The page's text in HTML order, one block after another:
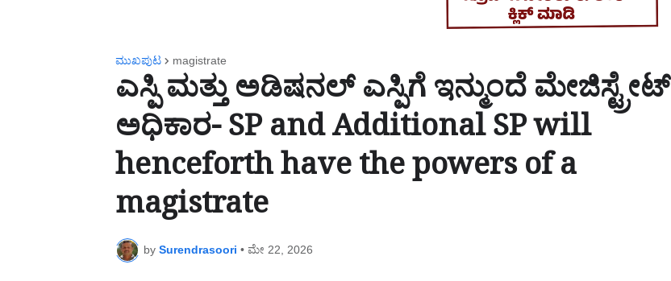
ಮುಖಪುಟ magistrate
ಎಸ್ಪಿ ಮತ್ತು ಅಡಿಷನಲ್ ಎಸ್ಪಿಗೆ ಇನ್ಮುಂದೆ ಮೇಜಿಸ್ಟ್ರೇಟ್
ಅಧಿಕಾರ- SP and Additional SP will
henceforth have the powers of a
magistrate
by Surendrasoori • ಮೇ 22, 2026